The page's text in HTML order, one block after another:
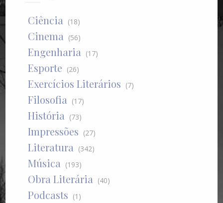
Ciência (18)
Cinema (56)
Engenharia (17)
Esporte (26)
Exercícios Literários (7)
Filosofia (17)
História (73)
Impressões (27)
Literatura (342)
Música (193)
Obra Literária (40)
Podcasts (1)